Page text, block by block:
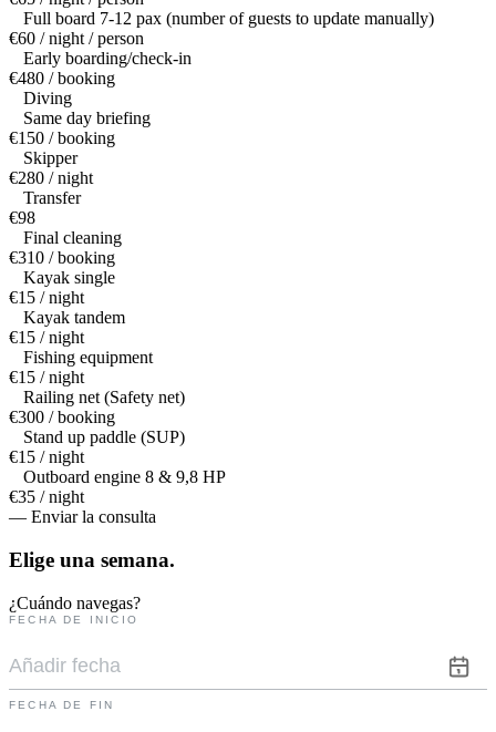
Full board 7-12 pax (number of guests to update manually)
€60 / night / person
Early boarding/check-in
€480 / booking
Diving
Same day briefing
€150 / booking
Skipper
€280 / night
Transfer
€98
Final cleaning
€310 / booking
Kayak single
€15 / night
Kayak tandem
€15 / night
Fishing equipment
€15 / night
Railing net (Safety net)
€300 / booking
Stand up paddle (SUP)
€15 / night
Outboard engine 8 & 9,8 HP
€35 / night
— Enviar la consulta
Elige una semana.
¿Cuándo navegas?
FECHA DE INICIO
FECHA DE FIN